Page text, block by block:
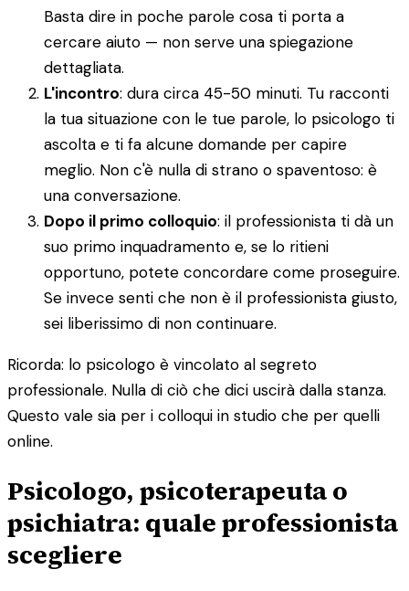
Basta dire in poche parole cosa ti porta a
cercare aiuto — non serve una spiegazione
dettagliata.
L'incontro: dura circa 45-50 minuti. Tu racconti
la tua situazione con le tue parole, lo psicologo ti
ascolta e ti fa alcune domande per capire
meglio. Non c'è nulla di strano o spaventoso: è
una conversazione.
Dopo il primo colloquio: il professionista ti dà un
suo primo inquadramento e, se lo ritieni
opportuno, potete concordare come proseguire.
Se invece senti che non è il professionista giusto,
sei liberissimo di non continuare.
Ricorda: lo psicologo è vincolato al segreto
professionale. Nulla di ciò che dici uscirà dalla stanza.
Questo vale sia per i colloqui in studio che per quelli
online.
Psicologo, psicoterapeuta o
psichiatra: quale professionista
scegliere